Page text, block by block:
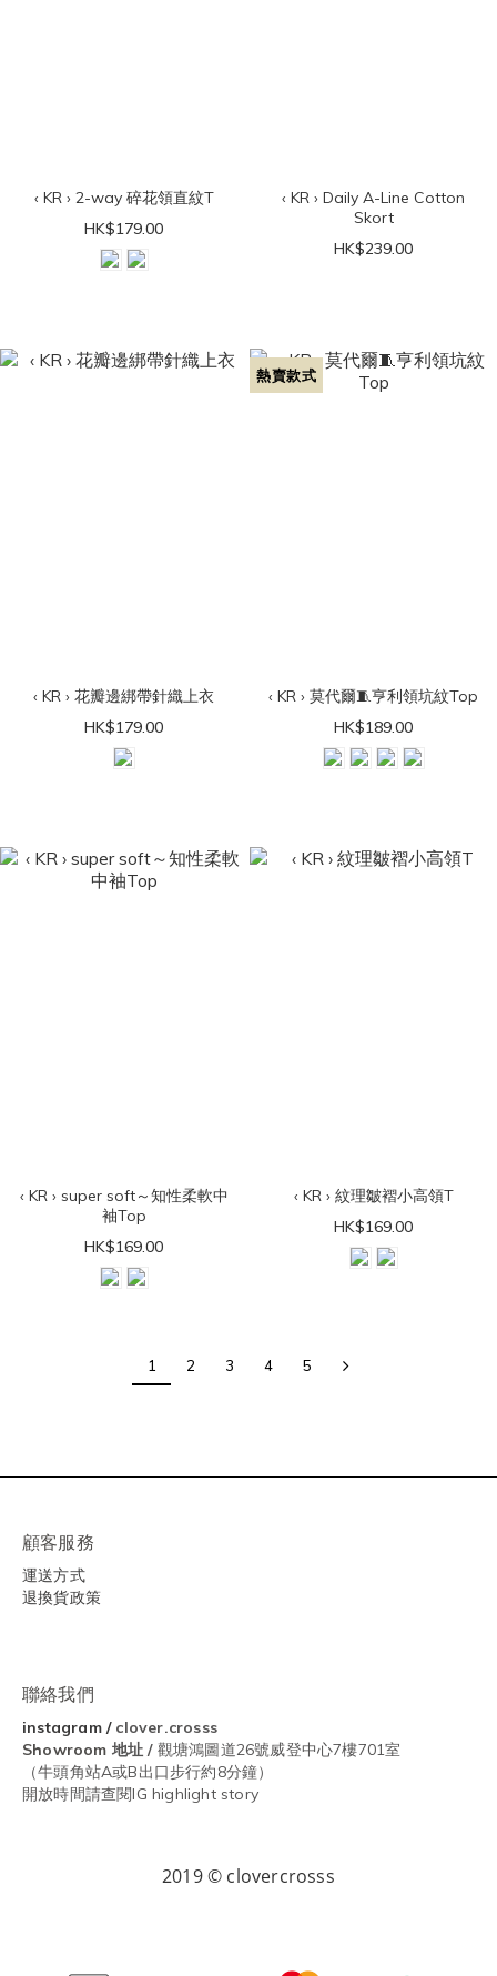
‹ KR › 2-way 碎花領直紋T
HK$179.00
‹ KR › Daily A-Line Cotton
Skort
HK$239.00
‹ KR › 花瓣邊綁帶針織上衣
HK$179.00
熱賣款式
‹ KR › 莫代爾🧵亨利領坑紋Top
HK$189.00
‹ KR › super soft～知性柔軟中
袖Top
HK$169.00
‹ KR › 紋理皺褶小高領T
HK$169.00
1 2 3 4 5
顧客服務
運送方式
退換貨政策
聯絡我們
instagram/ clover.crosss
Showroom 地址 / 觀塘鴻圖道26號威登中心7樓701室
（牛頭角站A或B出口步行約8分鐘）
開放時間請查閱IG highlight story
2019 © clovercrosss